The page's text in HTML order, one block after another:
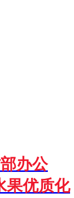
办公
果优质化